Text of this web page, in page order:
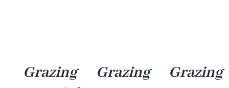
Grazing
Grazing
Grazing